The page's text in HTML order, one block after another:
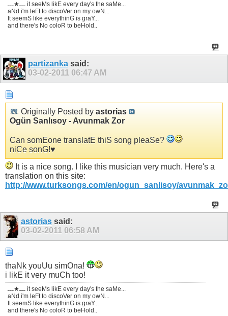
ـــ★ـــ it seeMs likE every day's the saMe...
aNd i'm leFt to discoVer on my owN...
It seemS like everythinG is graY...
and there's No coloR to beHold..
partizanka said:
03-02-2011 06:47 AM
Originally Posted by astorias
Ogün Sanlısoy - Avunmak Zor
Can somEone translatE thiS song pleaSe?
niCe sonG!♥
It is a nice song. I like this musician very much. Here's a
translation on this site:
http://www.turksongs.com/en/ogun_sanlisoy/
astoriassaid:
03-02-2011 06:58 AM
thaNk youUu simOna!
i likE it very muCh too!
ـــ★ـــ it seeMs likE every day's the saMe...
aNd i'm leFt to discoVer on my owN...
It seemS like everythinG is graY...
and there's No coloR to beHold..